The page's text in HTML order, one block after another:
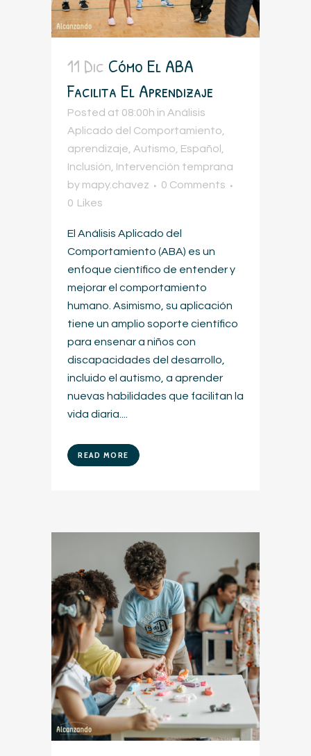
11 Dic Cómo El ABA
Facilita El Aprendizaje
Posted at 08:00h in Análisis
Aplicado del Comportamiento
aprendizaje Autismo Español
Inclusión Intervención temprana
by mapy.chavez
0 Comments
0 Likes
El Análisis Aplicado del
Comportamiento (ABA) es un
enfoque científico de entender y
mejorar el comportamiento
humano. Asimismo, su aplicación
tiene un amplio soporte científico
para ensenar a niños con
discapacidades del desarrollo,
incluido el autismo, a aprender
nuevas habilidades que facilitan la
vida diaria....
READ MORE